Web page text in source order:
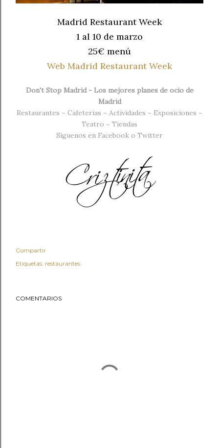
Madrid Restaurant Week
1 al 10 de marzo
25€ menú
Web Madrid Restaurant Week
Don't Stop Madrid - Los mejores planes de ocio de
Madrid
Restaurantes ~ Cafeterías ~ Actividades ~ Exposiciones ~
Teatro ~ Tiendas
Síguenos en Facebook o Twitter
Compartir
Etiquetas: restaurantes
COMENTARIOS